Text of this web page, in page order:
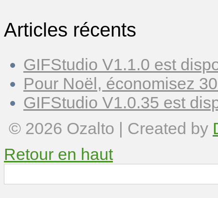
Articles récents
GIFStudio V1.1.0 est
Pour Noël, économisez
GIFStudio V1.0.35 est
© 2026 Ozalto | Created by
Retour en haut